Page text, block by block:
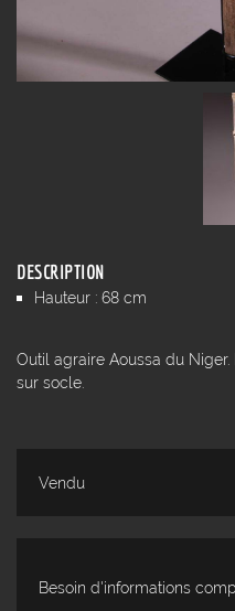
DESCRIPTION
Hauteur : 68 cm
Outil agraire Aoussa du
sur socle.
Vendu
Besoin d'informations